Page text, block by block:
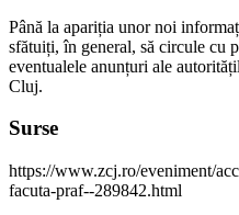
Până la apariția unor noi
sfătuiți, în general, să circule cu
eventualele anunțuri ale
Cluj.
Surse
https://www.zcj.ro/eveniment/
facuta-praf--289842.html